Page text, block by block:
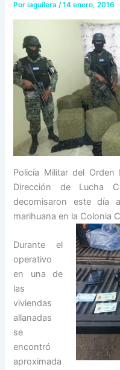
Poriaguilera/14 enero, 2016
Policía Militar del
Dirección de Lucha
decomisaron este día
marihuana en la Colonia
Durante el
operativo
en una de
las
viviendas
allanadas
se
encontró
aproximada